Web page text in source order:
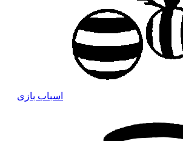
اسباب بازی